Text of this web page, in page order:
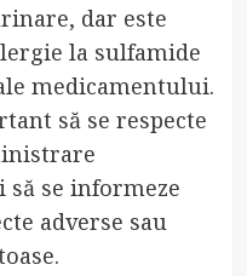
dar este
la sulfamide
medicamentului.
să se respecte
să se informeze
adverse sau